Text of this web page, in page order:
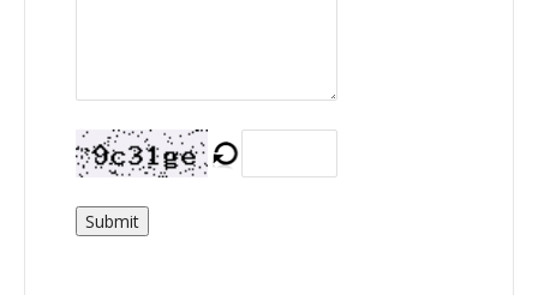
Submit